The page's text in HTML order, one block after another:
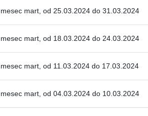
mart, od 25.03.2024 do 31.03.2024
mart, od 18.03.2024 do 24.03.2024
mart, od 11.03.2024 do 17.03.2024
mart, od 04.03.2024 do 10.03.2024